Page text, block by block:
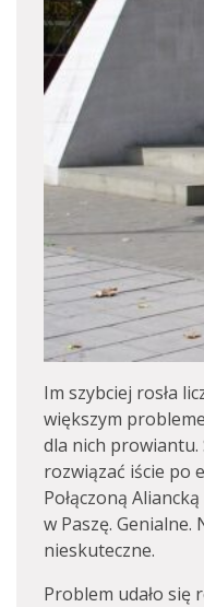
Im szybciej rosła
większym
dla nich
rozwiązać iście po
Połączoną
w Paszę. Genialne.
nieskuteczne.
Problem udało się